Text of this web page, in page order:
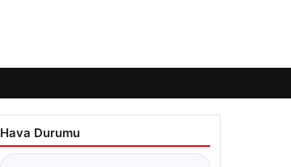
Hava Durumu